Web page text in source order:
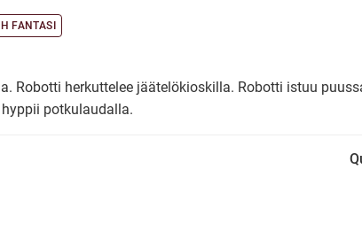
FANTASI
Robotti herkuttelee jäätelökioskilla. Robotti istuu
potkulaudalla.